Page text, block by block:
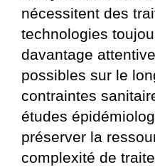
nécessitent des
technologies
davantage
possibles sur le
contraintes
études
préserver la
complexité de